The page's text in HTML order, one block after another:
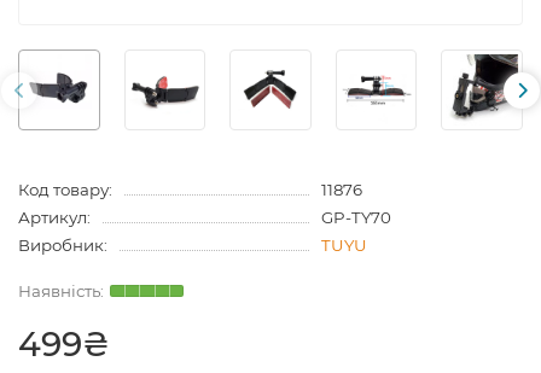
Код товару:
11876
Артикул:
GP-TY70
Виробник:
TUYU
499₴